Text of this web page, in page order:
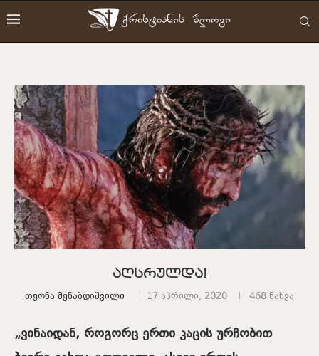
აღსრულდა!
Თეონა Მენაბდიშვილი 17 აპრილი, 2020 468 ნახვა
„ვინაიდან, როგორც ერთი კაცის ურჩობით